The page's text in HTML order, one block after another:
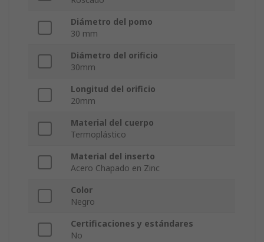
Diámetro del pomo
30 mm
Diámetro del orificio
30mm
Longitud del orificio
20mm
Material del cuerpo
Termoplástico
Material del inserto
Acero Chapado en Zinc
Color
Negro
Certificaciones y estándares
No